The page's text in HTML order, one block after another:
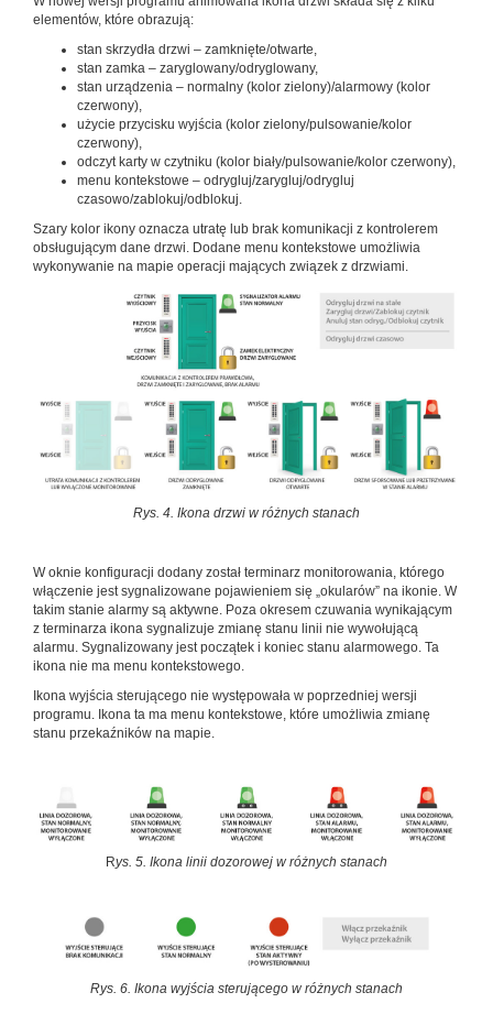
elementów, które obrazują:
stan skrzydła drzwi – zamknięte/otwarte,
stan zamka – zaryglowany/odryglowany,
stan urządzenia – normalny (kolor zielony)/alarmowy (kolor
czerwony),
użycie przycisku wyjścia (kolor zielony/pulsowanie/kolor
czerwony),
odczyt karty w czytniku (kolor biały/pulsowanie/kolor czerwony),
menu kontekstowe – odrygluj/zarygluj/odrygluj
czasowo/zablokuj/odblokuj.
Szary kolor ikony oznacza utratę lub brak komunikacji z kontrolerem
obsługującym dane drzwi. Dodane menu kontekstowe umożliwia
wykonywanie na mapie operacji mających związek z drzwiami.
Rys. 4. Ikona drzwi w różnych stanach
W oknie konfiguracji dodany został terminarz monitorowania, którego
włączenie jest sygnalizowane pojawieniem się „okularów” na ikonie. W
takim stanie alarmy są aktywne. Poza okresem czuwania wynikającym
z terminarza ikona sygnalizuje zmianę stanu linii nie wywołującą
alarmu. Sygnalizowany jest początek i koniec stanu alarmowego. Ta
ikona nie ma menu kontekstowego.
Ikona wyjścia sterującego nie występowała w poprzedniej wersji
programu. Ikona ta ma menu kontekstowe, które umożliwia zmianę
stanu przekaźników na mapie.
Rys. 5. Ikona linii dozorowej w różnych stanach
Rys. 6. Ikona wyjścia sterującego w różnych stanach